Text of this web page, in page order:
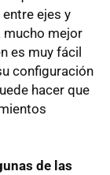
ejes y
mucho mejor
es muy fácil
configuración
hacer que
de las